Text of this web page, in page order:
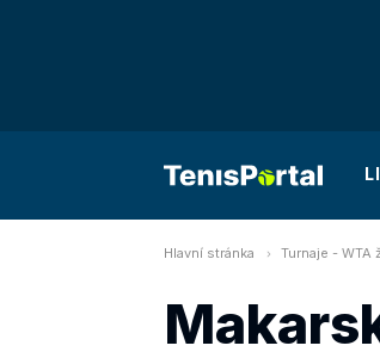
Hlavní stránka Turnaje - WTA